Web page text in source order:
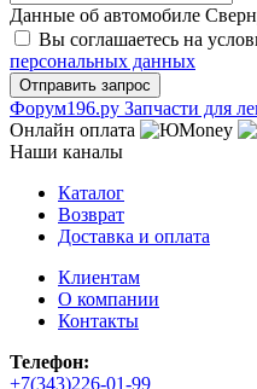
Данные об автомобиле
Вы соглашаетесь на
персональных данных
Фoрум196.ру Запчасти для
Онлайн оплата
Наши каналы
Каталог
Возврат
Доставка и оплата
Клиентам
О компании
Контакты
Телефон:
+7(343)226-01-99